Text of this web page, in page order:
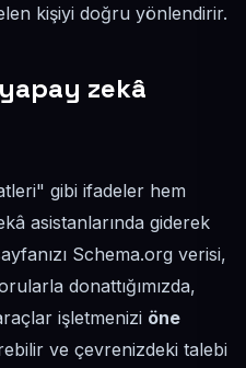
kişiyi doğru yönlendirir.
zekâ
gibi ifadeler hem
asistanlarında giderek
Schema.org verisi,
donattığımızda,
işletmenizi öne
ve çevrenizdeki talebi